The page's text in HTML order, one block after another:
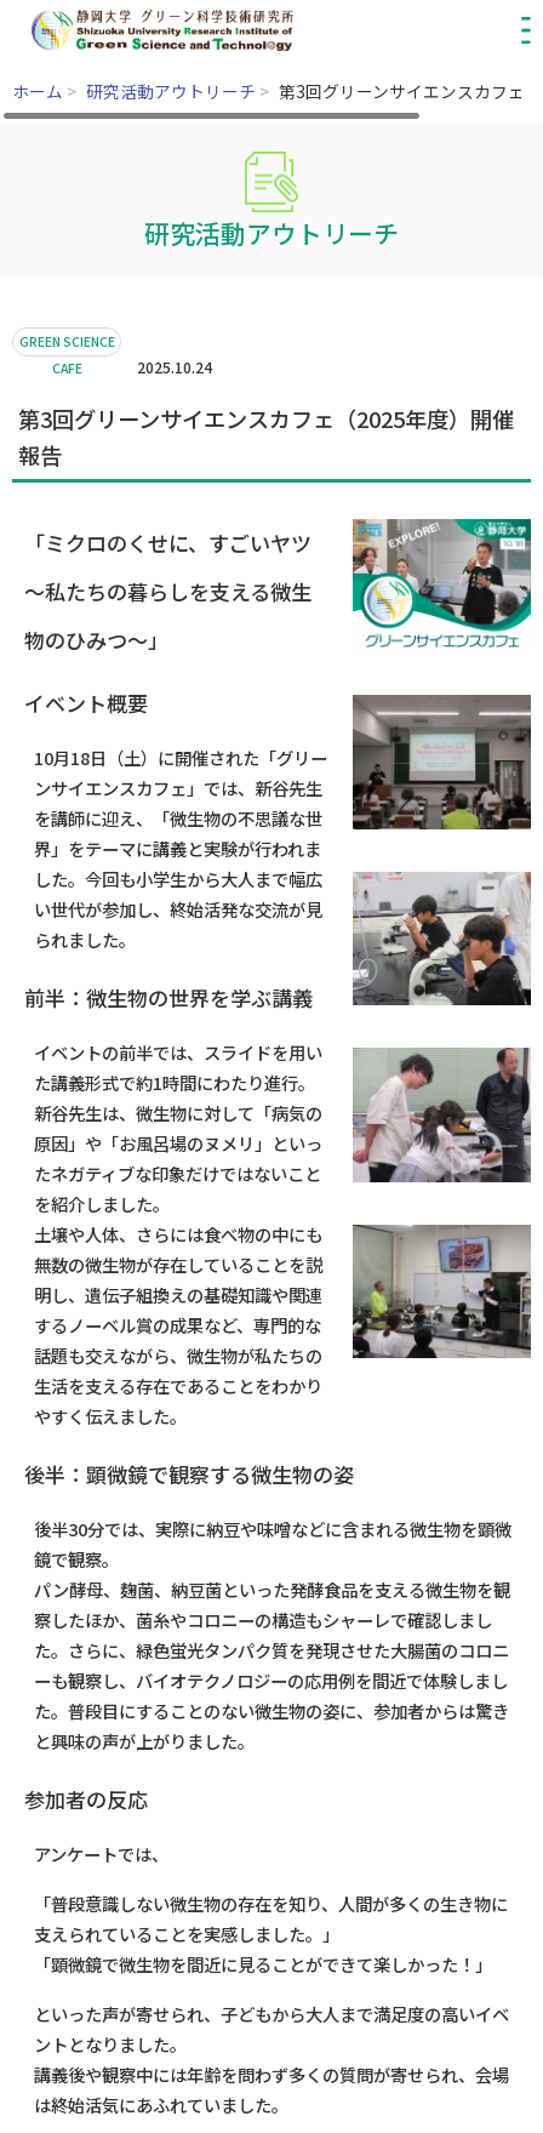
ホーム > 研究活動アウトリーチ > 第3回グリーンサイエンスカフェ
研究活動アウトリーチ
GREEN SCIENCE
CAFE
2025.10.24
第3回グリーンサイエンスカフェ（2025年度）開催
報告
「ミクロのくせに、すごいヤツ
～私たちの暮らしを支える微生
物のひみつ～」
イベント概要
10月18日（土）に開催された「グリー
ンサイエンスカフェ」では、新谷先生
を講師に迎え、「微生物の不思議な世
界」をテーマに講義と実験が行われま
した。今回も小学生から大人まで幅広
い世代が参加し、終始活発な交流が見
られました。
前半：微生物の世界を学ぶ講義
イベントの前半では、スライドを用い
た講義形式で約1時間にわたり進行。
新谷先生は、微生物に対して「病気の
原因」や「お風呂場のヌメリ」といっ
たネガティブな印象だけではないこと
を紹介しました。
土壌や人体、さらには食べ物の中にも
無数の微生物が存在していることを説
明し、遺伝子組換えの基礎知識や関連
するノーベル賞の成果など、専門的な
話題も交えながら、微生物が私たちの
生活を支える存在であることをわかり
やすく伝えました。
後半：顕微鏡で観察する微生物の姿
後半30分では、実際に納豆や味噌などに含まれる微生物を顕微
鏡で観察。
パン酵母、麹菌、納豆菌といった発酵食品を支える微生物を観
察したほか、菌糸やコロニーの構造もシャーレで確認しまし
た。さらに、緑色蛍光タンパク質を発現させた大腸菌のコロニ
ーも観察し、バイオテクノロジーの応用例を間近で体験しまし
た。普段目にすることのない微生物の姿に、参加者からは驚き
と興味の声が上がりました。
参加者の反応
アンケートでは、
「普段意識しない微生物の存在を知り、人間が多くの生き物に
支えられていることを実感しました。」
「顕微鏡で微生物を間近に見ることができて楽しかった！」
といった声が寄せられ、子どもから大人まで満足度の高いイベ
ントとなりました。
講義後や観察中には年齢を問わず多くの質問が寄せられ、会場
は終始活気にあふれていました。